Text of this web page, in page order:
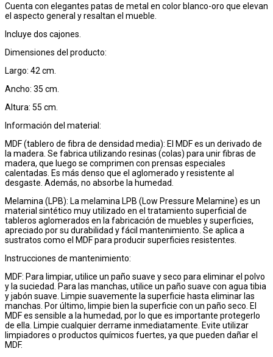
Cuenta con elegantes patas de metal en color blanco-oro que elevan
el aspecto general y resaltan el mueble.
Incluye dos cajones.
Dimensiones del producto:
Largo: 42 cm.
Ancho: 35 cm.
Altura: 55 cm.
Información del material:
MDF (tablero de fibra de densidad media): El MDF es un derivado de
la madera. Se fabrica utilizando resinas (colas) para unir fibras de
madera, que luego se comprimen con prensas especiales
calentadas. Es más denso que el aglomerado y resistente al
desgaste. Además, no absorbe la humedad.
Melamina (LPB): La melamina LPB (Low Pressure Melamine) es un
material sintético muy utilizado en el tratamiento superficial de
tableros aglomerados en la fabricación de muebles y superficies,
apreciado por su durabilidad y fácil mantenimiento. Se aplica a
sustratos como el MDF para producir superficies resistentes.
Instrucciones de mantenimiento:
MDF: Para limpiar, utilice un paño suave y seco para eliminar el polvo
y la suciedad. Para las manchas, utilice un paño suave con agua tibia
y jabón suave. Limpie suavemente la superficie hasta eliminar las
manchas. Por último, limpie bien la superficie con un paño seco. El
MDF es sensible a la humedad, por lo que es importante protegerlo
de ella. Limpie cualquier derrame inmediatamente. Evite utilizar
limpiadores o productos químicos fuertes, ya que pueden dañar el
MDF.